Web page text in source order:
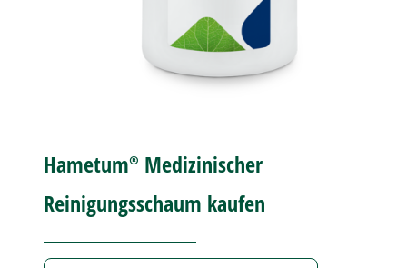
Hametum® Medizinischer
Reinigungsschaum kaufen